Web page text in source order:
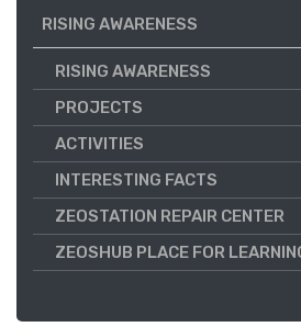
RISING AWARENESS
RISING AWARENESS
PROJECTS
ACTIVITIES
INTERESTING FACTS
ZEOSTATION REPAIR CENTER
ZEOSHUB PLACE FOR